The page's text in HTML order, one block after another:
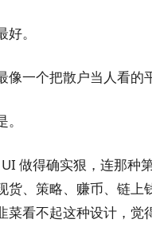
。
像一个把散户当人看的
做得确实狠，连那种
货、策略、赚币、链上
菜看不起这种设计，觉